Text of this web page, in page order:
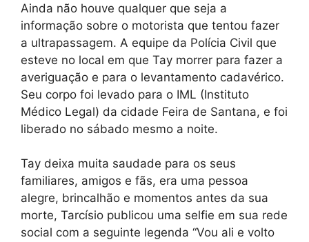
Ainda não houve qualquer que seja a
informação sobre o motorista que tentou fazer
a ultrapassagem. A equipe da Polícia Civil que
esteve no local em que Tay morrer para fazer a
averiguação e para o levantamento cadavérico.
Seu corpo foi levado para o IML (Instituto
Médico Legal) da cidade Feira de Santana, e foi
liberado no sábado mesmo a noite.
Tay deixa muita saudade para os seus
familiares, amigos e fãs, era uma pessoa
alegre, brincalhão e momentos antes da sua
morte, Tarcísio publicou uma selfie em sua rede
social com a seguinte legenda “Vou ali e volto